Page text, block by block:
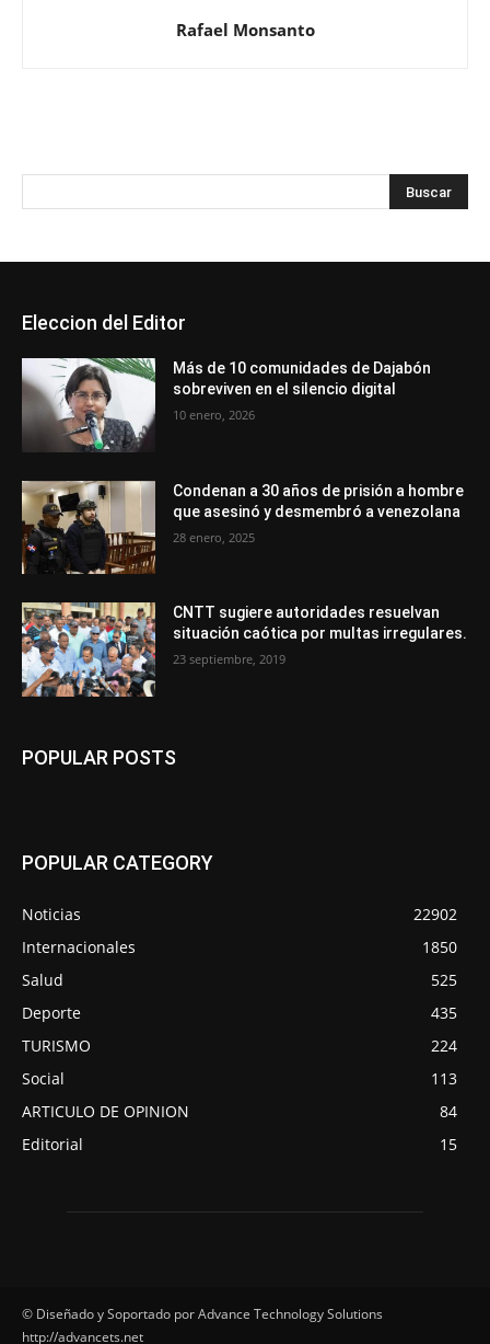
Rafael Monsanto
Eleccion del Editor
Más de 10 comunidades de Dajabón
sobreviven en el silencio digital
10 enero, 2026
Condenan a 30 años de prisión a hombre
que asesinó y desmembró a venezolana
28 enero, 2025
CNTT sugiere autoridades resuelvan
situación caótica por multas irregulares.
23 septiembre, 2019
POPULAR POSTS
POPULAR CATEGORY
Noticias
22902
Internacionales
1850
Salud
525
Deporte
435
TURISMO
224
Social
113
ARTICULO DE OPINION
84
Editorial
15
© Diseñado y Soportado por Advance Technology Solutions
http://advancets.net